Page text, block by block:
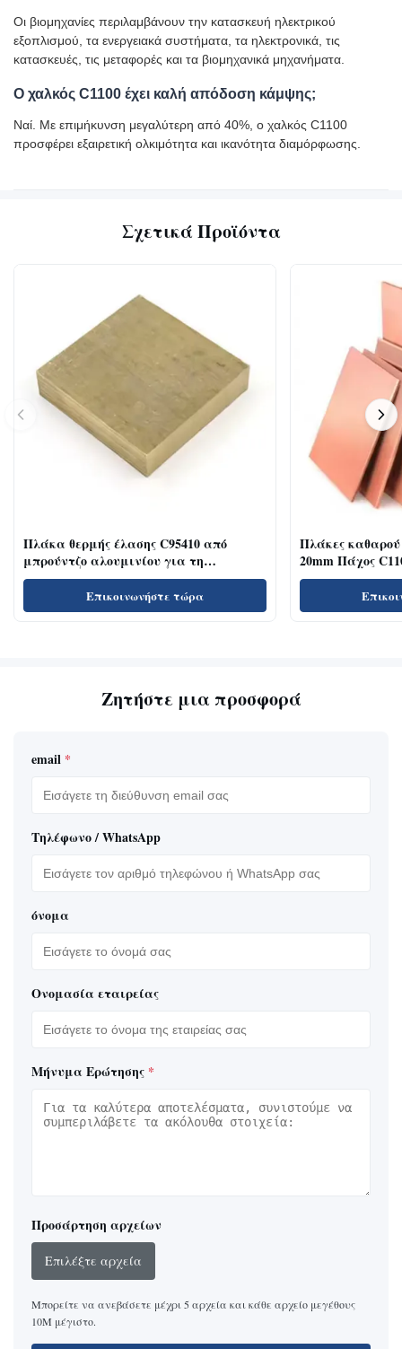
Οι βιομηχανίες περιλαμβάνουν την κατασκευή ηλεκτρικού
εξοπλισμού, τα ενεργειακά συστήματα, τα ηλεκτρονικά, τις
κατασκευές, τις μεταφορές και τα βιομηχανικά μηχανήματα.
Ο χαλκός C1100 έχει καλή απόδοση κάμψης;
Ναί. Με επιμήκυνση μεγαλύτερη από 40%, ο χαλκός C1100
προσφέρει εξαιρετική ολκιμότητα και ικανότητα διαμόρφωσης.
Σχετικά Προϊόντα
Πλάκα θερμής έλασης C95410 από
μπρούντζο αλουμινίου για τη
βιομηχανία διακόσμησης με
βουρτσισμένη επιφάνεια
Επικοινωνήστε τώρα
Πλάκες
20mm Πάχος
Ζητήστε μια προσφορά
email *
Τηλέφωνο / WhatsApp
όνομα
Ονομασία εταιρείας
Μήνυμα Ερώτησης *
Προσάρτηση αρχείων
Επιλέξτε αρχεία
Μπορείτε να ανεβάσετε μέχρι 5 αρχεία και κάθε αρχείο μεγέθους
10M μέγιστο.